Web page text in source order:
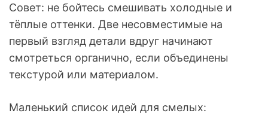
Совет: не бойтесь смешивать холодные и
тёплые оттенки. Две несовместимые на
первый взгляд детали вдруг начинают
смотреться органично, если объединены
текстурой или материалом.
Маленький список идей для смелых: